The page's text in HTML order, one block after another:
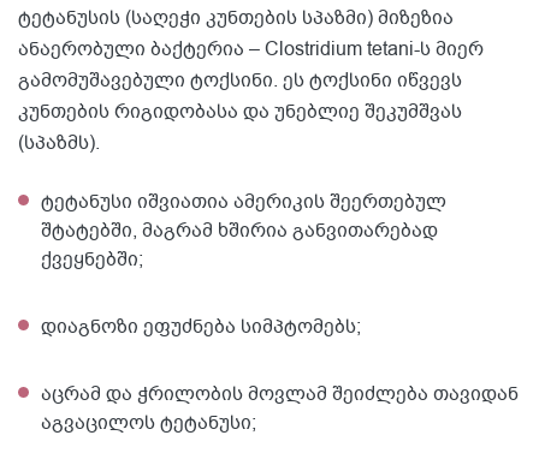
ტეტანუსის (საღეჭი კუნთების სპაზმი) მიზეზია
ანაერობული ბაქტერია – Clostridium tetani-ს მიერ
გამომუშავებული ტოქსინი. ეს ტოქსინი იწვევს
კუნთების რიგიდობასა და უნებლიე შეკუმშვას
(სპაზმს).
ტეტანუსი იშვიათია ამერიკის შეერთებულ
შტატებში, მაგრამ ხშირია განვითარებად
ქვეყნებში;
დიაგნოზი ეფუძნება სიმპტომებს;
აცრამ და ჭრილობის მოვლამ შეიძლება თავიდან
აგვაცილოს ტეტანუსი;